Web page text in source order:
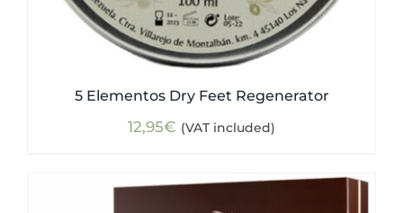
5 Elementos Dry Feet Regenerator
12,95€ (VAT included)